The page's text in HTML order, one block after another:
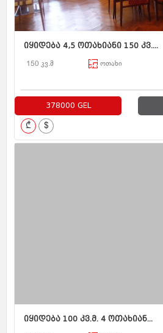
იყიდება 4,5 ოთახიანი 150 კვ....
150 კვ.მ ოთახი
378000 GEL
₾ $
იყიდება 100 კვ.მ. 4 ოთახიან...